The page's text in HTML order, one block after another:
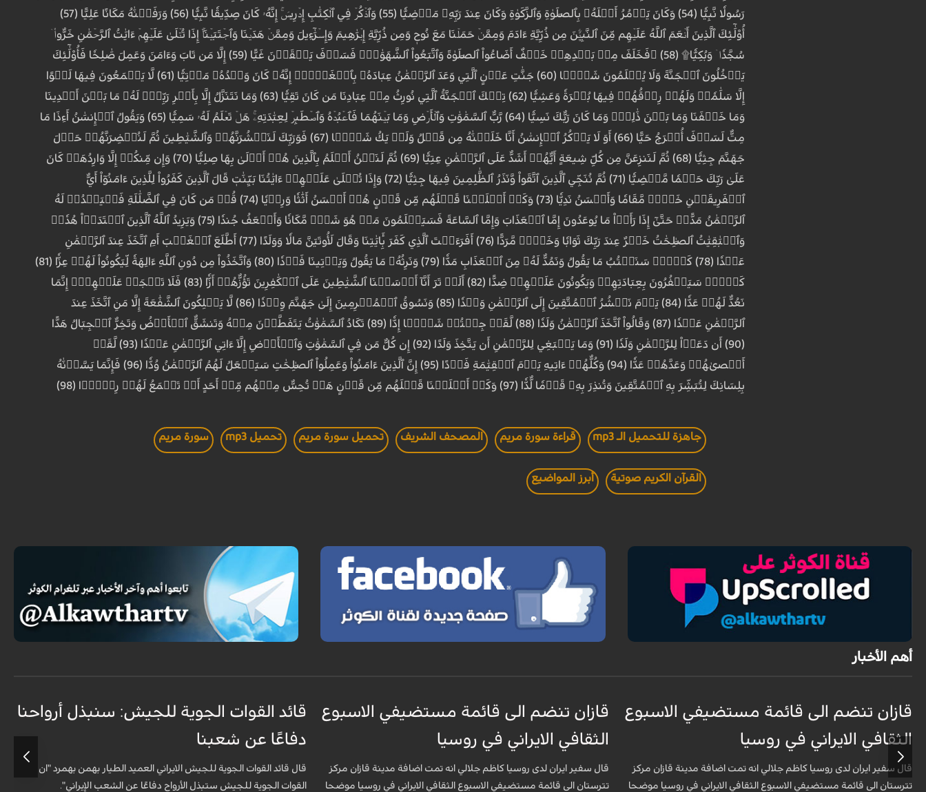
رَسُولٗا نَّبِيّٗا (54) وَكَانَ يَأۡمُرُ أَهۡلَهُۥ بِٱلصَّلَوٰةِ وَٱلزَّكَوٰةِ وَكَانَ عِندَ رَبِّهِۦ مَرۡضِيّٗا (55) وَٱذۡكُرۡ فِي ٱلۡكِتَٰبِ إِدۡرِيسَۚ إِنَّهُۥ كَانَ صِدِّيقٗا نَّبِيّٗا (56) وَرَفَعۡنَٰهُ مَكَانًا عَلِيًّا (57)
أُوْلَٰٓئِكَ ٱلَّذِينَ أَنۡعَمَ ٱللَّهُ عَلَيۡهِم مِّنَ ٱلنَّبِيِّ‍ۧنَ مِن ذُرِّيَّةِ ءَادَمَ وَمِمَّنۡ حَمَلۡنَا مَعَ نُوحٖ وَمِن ذُرِّيَّةِ إِبۡرَٰهِيمَ وَإِسۡرَٰٓءِيلَ وَمِمَّنۡ هَدَيۡنَا وَٱجۡتَبَيۡنَآۚ إِذَا تُتۡلَىٰ عَلَيۡهِمۡ ءَايَٰتُ ٱلرَّحۡمَٰنِ خَرُّواْۤ
سُجَّدٗاۤ وَبُكِيّٗا۩ (58) ۞فَخَلَفَ مِنۢ بَعۡدِهِمۡ خَلۡفٌ أَضَاعُواْ ٱلصَّلَوٰةَ وَٱتَّبَعُواْ ٱلشَّهَوَٰتِۖ فَسَوۡفَ يَلۡقَوۡنَ غَيًّا (59) إِلَّا مَن تَابَ وَءَامَنَ وَعَمِلَ صَٰلِحٗا فَأُوْلَٰٓئِكَ
يَدۡخُلُونَ ٱلۡجَنَّةَ وَلَا يُظۡلَمُونَ شَيۡ‍ٔٗا (60) جَنَّٰتِ عَدۡنٍ ٱلَّتِي وَعَدَ ٱلرَّحۡمَٰنُ عِبَادَهُۥ بِٱلۡغَيۡبِۚ إِنَّهُۥ كَانَ وَعۡدُهُۥ مَأۡتِيّٗا (61) لَّا يَسۡمَعُونَ فِيهَا لَغۡوًا
إِلَّا سَلَٰمٗاۖ وَلَهُمۡ رِزۡقُهُمۡ فِيهَا بُكۡرَةٗ وَعَشِيّٗا (62) تِلۡكَ ٱلۡجَنَّةُ ٱلَّتِي نُورِثُ مِنۡ عِبَادِنَا مَن كَانَ تَقِيّٗا (63) وَمَا نَتَنَزَّلُ إِلَّا بِأَمۡرِ رَبِّكَۖ لَهُۥ مَا بَيۡنَ أَيۡدِينَا
وَمَا خَلۡفَنَا وَمَا بَيۡنَ ذَٰلِكَۚ وَمَا كَانَ رَبُّكَ نَسِيّٗا (64) رَّبُّ ٱلسَّمَٰوَٰتِ وَٱلۡأَرۡضِ وَمَا بَيۡنَهُمَا فَٱعۡبُدۡهُ وَٱصۡطَبِرۡ لِعِبَٰدَتِهِۦۚ هَلۡ تَعۡلَمُ لَهُۥ سَمِيّٗا (65) وَيَقُولُ ٱلۡإِنسَٰنُ أَءِذَا مَا
مِتُّ لَسَوۡفَ أُخۡرَجُ حَيًّا (66) أَوَ لَا يَذۡكُرُ ٱلۡإِنسَٰنُ أَنَّا خَلَقۡنَٰهُ مِن قَبۡلُ وَلَمۡ يَكُ شَيۡ‍ٔٗا (67) فَوَرَبِّكَ لَنَحۡشُرَنَّهُمۡ وَٱلشَّيَٰطِينَ ثُمَّ لَنُحۡضِرَنَّهُمۡ حَوۡلَ
جَهَنَّمَ جِثِيّٗا (68) ثُمَّ لَنَنزِعَنَّ مِن كُلِّ شِيعَةٍ أَيُّهُمۡ أَشَدُّ عَلَى ٱلرَّحۡمَٰنِ عِتِيّٗا (69) ثُمَّ لَنَحۡنُ أَعۡلَمُ بِٱلَّذِينَ هُمۡ أَوۡلَىٰ بِهَا صِلِيّٗا (70) وَإِن مِّنكُمۡ إِلَّا وَارِدُهَاۚ كَانَ
عَلَىٰ رَبِّكَ حَتۡمٗا مَّقۡضِيّٗا (71) ثُمَّ نُنَجِّي ٱلَّذِينَ ٱتَّقَواْ وَّنَذَرُ ٱلظَّٰلِمِينَ فِيهَا جِثِيّٗا (72) وَإِذَا تُتۡلَىٰ عَلَيۡهِمۡ ءَايَٰتُنَا بَيِّنَٰتٖ قَالَ ٱلَّذِينَ كَفَرُواْ لِلَّذِينَ ءَامَنُوٓاْ أَيُّ
ٱلۡفَرِيقَيۡنِ خَيۡرٞ مَّقَامٗا وَأَحۡسَنُ نَدِيّٗا (73) وَكَمۡ أَهۡلَكۡنَا قَبۡلَهُم مِّن قَرۡنٍ هُمۡ أَحۡسَنُ أَثَٰثٗا وَرِءۡيٗا (74) قُلۡ مَن كَانَ فِي ٱلضَّلَٰلَةِ فَلۡيَمۡدُدۡ لَهُ
ٱلرَّحۡمَٰنُ مَدًّاۚ حَتَّىٰٓ إِذَا رَأَوۡاْ مَا يُوعَدُونَ إِمَّا ٱلۡعَذَابَ وَإِمَّا ٱلسَّاعَةَ فَسَيَعۡلَمُونَ مَنۡ هُوَ شَرّٞ مَّكَانٗا وَأَضۡعَفُ جُندٗا (75) وَيَزِيدُ ٱللَّهُ ٱلَّذِينَ ٱهۡتَدَوۡاْ هُدٗىۗ
وَٱلۡبَٰقِيَٰتُ ٱلصَّٰلِحَٰتُ خَيۡرٌ عِندَ رَبِّكَ ثَوَابٗا وَخَيۡرٞ مَّرَدًّا (76) أَفَرَءَيۡتَ ٱلَّذِي كَفَرَ بِ‍َٔايَٰتِنَا وَقَالَ لَأُوتَيَنَّ مَالٗا وَوَلَدًا (77) أَطَّلَعَ ٱلۡغَيۡبَ أَمِ ٱتَّخَذَ عِندَ ٱلرَّحۡمَٰنِ
عَهۡدٗا (78) كَلَّاۚ سَنَكۡتُبُ مَا يَقُولُ وَنَمُدُّ لَهُۥ مِنَ ٱلۡعَذَابِ مَدّٗا (79) وَنَرِثُهُۥ مَا يَقُولُ وَيَأۡتِينَا فَرۡدٗا (80) وَٱتَّخَذُواْ مِن دُونِ ٱللَّهِ ءَالِهَةٗ لِّيَكُونُواْ لَهُمۡ عِزّٗا (81)
كَلَّاۚ سَيَكۡفُرُونَ بِعِبَادَتِهِمۡ وَيَكُونُونَ عَلَيۡهِمۡ ضِدًّا (82) أَلَمۡ تَرَ أَنَّآ أَرۡسَلۡنَا ٱلشَّيَٰطِينَ عَلَى ٱلۡكَٰفِرِينَ تَؤُزُّهُمۡ أَزّٗا (83) فَلَا تَعۡجَلۡ عَلَيۡهِمۡۖ إِنَّمَا
نَعُدُّ لَهُمۡ عَدّٗا (84) يَوۡمَ نَحۡشُرُ ٱلۡمُتَّقِينَ إِلَى ٱلرَّحۡمَٰنِ وَفۡدٗا (85) وَنَسُوقُ ٱلۡمُجۡرِمِينَ إِلَىٰ جَهَنَّمَ وِرۡدٗا (86) لَّا يَمۡلِكُونَ ٱلشَّفَٰعَةَ إِلَّا مَنِ ٱتَّخَذَ عِندَ
ٱلرَّحۡمَٰنِ عَهۡدٗا (87) وَقَالُواْ ٱتَّخَذَ ٱلرَّحۡمَٰنُ وَلَدٗا (88) لَّقَدۡ جِئۡتُمۡ شَيۡ‍ًٔا إِدّٗا (89) تَكَادُ ٱلسَّمَٰوَٰتُ يَتَفَطَّرۡنَ مِنۡهُ وَتَنشَقُّ ٱلۡأَرۡضُ وَتَخِرُّ ٱلۡجِبَالُ هَدًّا
(90) أَن دَعَوۡاْ لِلرَّحۡمَٰنِ وَلَدٗا (91) وَمَا يَنۢبَغِي لِلرَّحۡمَٰنِ أَن يَتَّخِذَ وَلَدًا (92) إِن كُلُّ مَن فِي ٱلسَّمَٰوَٰتِ وَٱلۡأَرۡضِ إِلَّآ ءَاتِي ٱلرَّحۡمَٰنِ عَبۡدٗا (93) لَّقَدۡ
أَحۡصَىٰهُمۡ وَعَدَّهُمۡ عَدّٗا (94) وَكُلُّهُمۡ ءَاتِيهِ يَوۡمَ ٱلۡقِيَٰمَةِ فَرۡدًا (95) إِنَّ ٱلَّذِينَ ءَامَنُواْ وَعَمِلُواْ ٱلصَّٰلِحَٰتِ سَيَجۡعَلُ لَهُمُ ٱلرَّحۡمَٰنُ وُدّٗا (96) فَإِنَّمَا يَسَّرۡنَٰهُ
بِلِسَانِكَ لِتُبَشِّرَ بِهِ ٱلۡمُتَّقِينَ وَتُنذِرَ بِهِۦ قَوۡمٗا لُّدّٗا (97) وَكَمۡ أَهۡلَكۡنَا قَبۡلَهُم مِّن قَرۡنٍ هَلۡ تُحِسُّ مِنۡهُم مِّنۡ أَحَدٍ أَوۡ تَسۡمَعُ لَهُمۡ رِكۡزَۢا (98)
جاهزة للتحميل الـ mp3 قراءة سورة مريم المصحف الشريف تحميل سورة مريم تحميل mp3 سورة مريم
القرآن الكريم صوتية أبرز المواضيع
أهم الأخبار
قازان تنضم الى قائمة مستضيفي الاسبوع
الثقافي الايراني في روسيا
قال سفير ايران لدى روسيا كاظم جلالي انه تمت اضافة مدينة قازان مركز
تترستان الى قائمة مستضيفي الاسبوع الثقافي الايراني في روسيا موضحا
قازان تنضم الى قائمة مستضيفي الاسبوع
الثقافي الايراني في روسيا
قال سفير ايران لدى روسيا كاظم جلالي انه تمت اضافة مدينة قازان مركز
تترستان الى قائمة مستضيفي الاسبوع الثقافي الايراني في روسيا موضحا
قائد القوات الجوية للجيش: سنبذل أرواحنا
دفاعًا عن شعبنا
قال قائد القوات الجوية للجيش الايراني العميد الطيار بهمن بهمرد "ان
القوات الجوية للجيش ستبذل الأرواح دفاعًا عن الشعب الإيراني".